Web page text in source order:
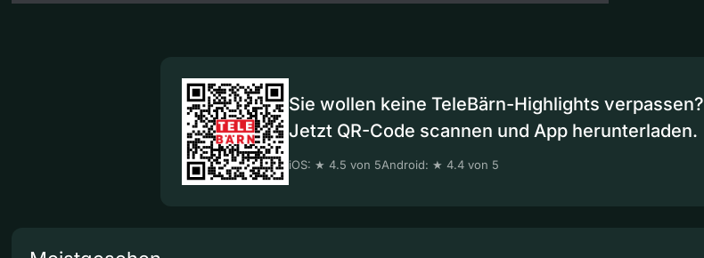
Sie wollen keine TeleBärn-Highlights verpassen?
Jetzt QR-Code scannen und App herunterladen.
iOS: ★ 4.5 von 5Android: ★ 4.4 von 5